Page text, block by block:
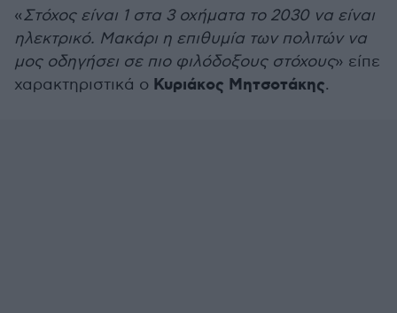
«Στόχος είναι 1 στα 3 οχήματα το 2030 να είναι
ηλεκτρικό. Μακάρι η επιθυμία των πολιτών να
μος οδηγήσει σε πιο φιλόδοξους στόχους» είπε
χαρακτηριστικά ο Κυριάκος Μητσοτάκης.